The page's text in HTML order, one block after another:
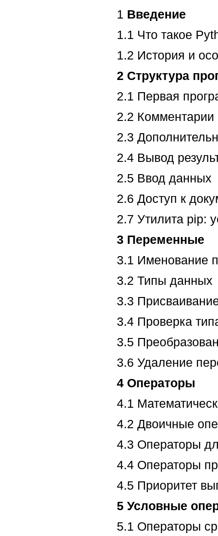
1 Введение
1.1 Что такое
1.2 История и
2 Структура
2.1 Первая
2.2 Комментарии
2.3
2.4 Вывод
2.5 Ввод данных
2.6 Доступ к
2.7 Утилита pip:
3 Переменные
3.1 Именование
3.2 Типы данных
3.3
3.4 Проверка
3.5
3.6 Удаление
4 Операторы
4.1
4.2 Двоичные
4.3 Операторы
4.4 Операторы
4.5 Приоритет
5 Условные
5.1 Операторы